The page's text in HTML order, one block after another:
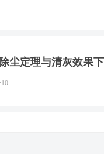
尘定理与清灰效果